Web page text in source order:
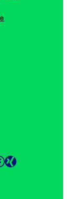
Link